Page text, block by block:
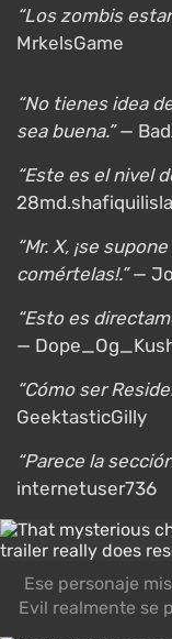
“Los zombis
MrkelsGame
“No tienes idea
sea buena.”—
“Este es el nivel
“Mr. X, ¡se
comértelas!.”—
“Esto es
—
“Cómo ser
GeektasticGilly
“Parece la
internetuser736
Ese personaje
Evil realmente se